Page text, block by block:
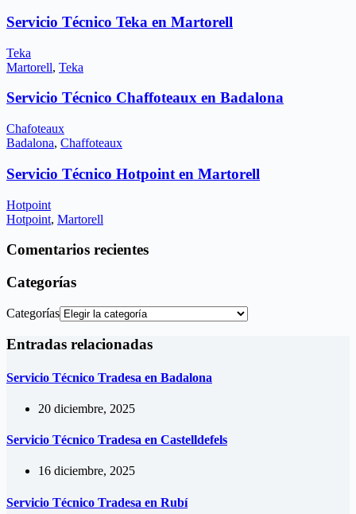
Servicio Técnico Teka en Martorell
Teka
Martorell, Teka
Servicio Técnico Chaffoteaux en Badalona
Chafoteaux
Badalona, Chaffoteaux
Servicio Técnico Hotpoint en Martorell
Hotpoint
Hotpoint, Martorell
Comentarios recientes
Categorías
Categorías
Entradas relacionadas
Servicio Técnico Tradesa en Badalona
20 diciembre, 2025
Servicio Técnico Tradesa en Castelldefels
16 diciembre, 2025
Servicio Técnico Tradesa en Rubí